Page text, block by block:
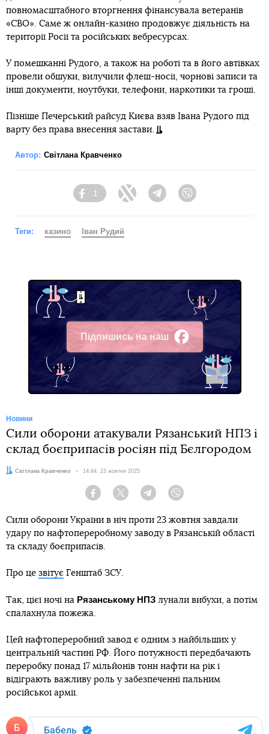
повномасштабного вторгнення фінансувала ветеранів
«СВО». Саме ж онлайн-казино продовжує діяльність на
території Росії та російських вебресурсах.
У помешканні Рудого, а також на роботі та в його автівках
провели обшуки, вилучили флеш-носії, чорнові записи та
інші документи, ноутбуки, телефони, наркотики та гроші.
Пізніше Печерський райсуд Києва взяв Івана Рудого під
варту без права внесення застави.
Автор: Світлана Кравченко
Facebook
1
Twitter TelegramViber
Теги: казино Іван Рудий
Підпишись на наш
Facebook
Новини
Сили оборони атакували Рязанський НПЗ і
склад боєприпасів росіян під Бєлгородом
Автор:
Світлана Кравченко Дата:
14:44, 23 жовтня 2025
Facebook Twitter Telegram
Сили оборони України в ніч проти 23 жовтня завдали
удару по нафтопереробному заводу в Рязанській області
та складу боєприпасів.
Про це звітує Генштаб ЗСУ.
Так, цієї ночі на Рязанському НПЗ лунали вибухи, а потім
спалахнула пожежа.
Цей нафтопереробний завод є одним з найбільших у
центральній частині РФ. Його потужності передбачають
переробку понад 17 мільйонів тонн нафти на рік і
відіграють важливу роль у забезпеченні пальним
російської армії.